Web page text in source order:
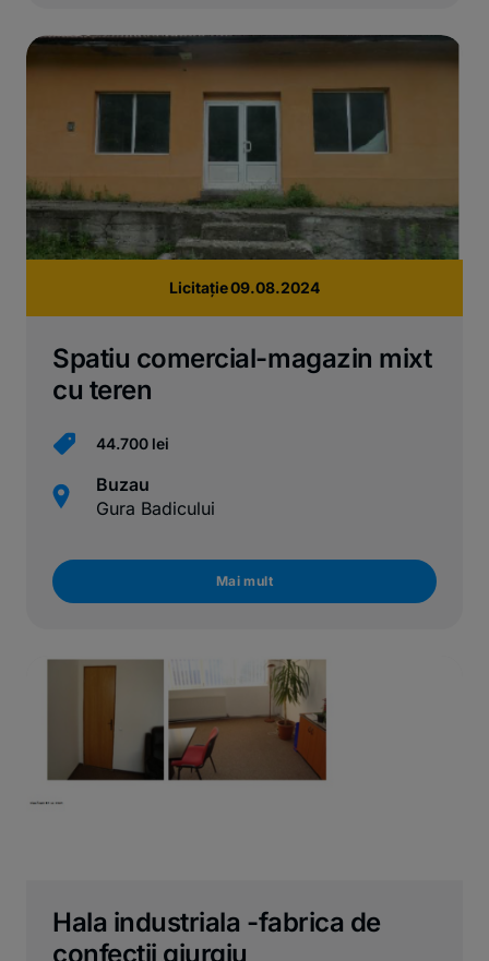
Licitație 09.08.2024
Spatiu comercial-magazin mixt
cu teren
44.700 lei
Buzau
Gura Badicului
Mai mult
Hala industriala -fabrica de
confectii giurgiu